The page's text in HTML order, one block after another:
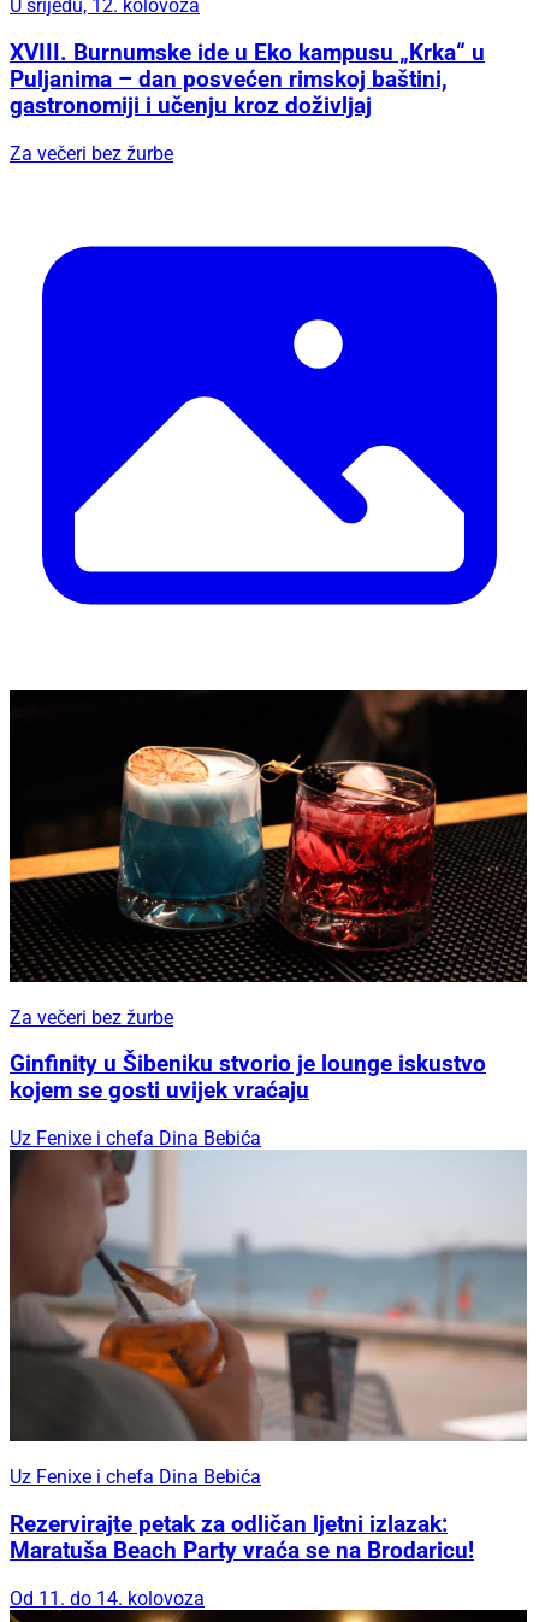
U srijedu, 12. kolovoza
XVIII. Burnumske ide u Eko kampusu „Krka“ u
Puljanima – dan posvećen rimskoj baštini,
gastronomiji i učenju kroz doživljaj
Za večeri bez žurbe
Za večeri bez žurbe
Ginfinity u Šibeniku stvorio je lounge iskustvo
kojem se gosti uvijek vraćaju
Uz Fenixe i chefa Dina Bebića
Uz Fenixe i chefa Dina Bebića
Rezervirajte petak za odličan ljetni izlazak:
Maratuša Beach Party vraća se na Brodaricu!
Od 11. do 14. kolovoza